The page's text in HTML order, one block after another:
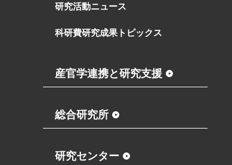
研究活動ニュース
科研費研究成果トピックス
産官学連携と研究支援
総合研究所
研究センター